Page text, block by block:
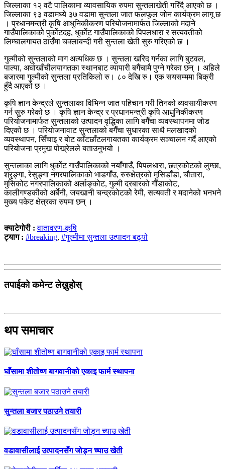
जिल्लाका १२ वटै पालिकामा व्यावसायिक रुपमा सुन्तलाखेती गरिँदै आएको छ ।
जिल्लाका ९३ वडामध्ये ३७ वडामा सुन्तला जात फलफूल जोन कार्यक्रम लागू छ
। प्रधानमन्त्री कृषि आधुनिकीकरण परियोजनामार्फत जिल्लाको मदाने
गाउँपालिकाको पुर्कोटदह, धुर्कोट गाउँपालिकाको पिपलधारा र सत्यवतीको
लिम्घालगायत ठाउँमा चक्लाबन्दी गरी सुन्तला खेती सुरु गरिएको छ ।
गुल्मीको सुन्तलाको माग अत्यधिक छ । सुन्तला खरिद गर्नका लागि बुटवल,
पाल्पा, अर्घाखाँचीलयागतका स्थानबाट व्यापारी बगैंचामै पुग्ने गरेका छन् । अहिले
बजारमा गुल्मीको सुन्तला प्रतिकिलो रु। ८० देखि रु। एक सयसम्ममा बिक्री
हुँदै आएको छ ।
कृषि ज्ञान केन्द्रले सुन्तलाका विभिन्न जात पहिचान गरी तिनको व्यवसायीकरण
गर्न सुरु गरेको छ । कृषि ज्ञान केन्द्र र प्रधानमन्त्री कृषि आधुनिकीकरण
परियोजनामार्फत सुन्तलाको उत्पादन वृद्धिका लागि बगैँचा व्यवस्थापनमा जोड
दिएको छ । परियोजनावाट सुन्तलाको बगैँचा सुधारका साथै मलखादको
व्यवस्थापन, सिँचाइ र बोट काँटछाँटलगायतका कार्यक्रम सञ्चालन गर्दै आएको
परियोजना प्रमुख पोख्रेलले बताउनुभयो ।
सुन्तलाका लागि धुर्कोट गाउँपालिकाको नयाँगाउँ, पिपलधारा, छत्रकोटको लुम्छा,
श्रृङ्गा, रेसुङ्गा नगरपालिकाको भाडगाँउ, रुरुक्षेत्रको मुसिडाँडा, चौतारा,
मुसिकोट नगरपालिकाको अर्लाङ्कोट, गुल्मी दरबारको गौंडाकोट,
कालीगण्डकीको अर्बेनी, जयखानी चन्द्रकोटकोे रेमी, सत्यवती र मदानेको भनभने
मुख्य पकेट क्षेत्रका रुपमा छन् ।
क्याटेगोरी :वातावरण-कृषि
ट्याग : #breaking, #गुल्मीमा सुन्तला उत्पादन बढ्यो
तपाईको कमेन्ट लेख्नुहोस्
थप समाचार
घाँसामा शीतोष्ण बागवानीको एकाइ फार्म स्थापना
सुन्तला बजार पठाउने तयारी
वडावासीलाई उत्पादनसँग जोड्न च्याउ खेती